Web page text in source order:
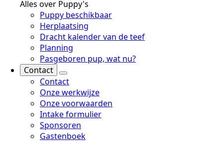
Alles over Puppy's
Puppy beschikbaar
Herplaatsing
Dracht kalender van de teef
Planning
Pasgeboren pup, wat nu?
Contact
Contact
Onze werkwijze
Onze voorwaarden
Intake formulier
Sponsoren
Gastenboek